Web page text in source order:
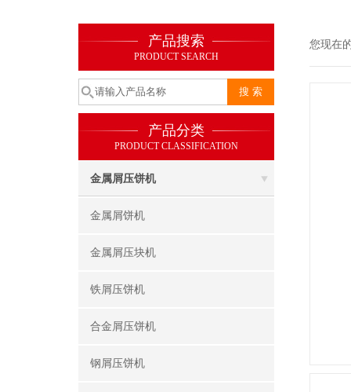
产品搜索
PRODUCT SEARCH
产品分类
PRODUCT CLASSIFICATION
金属屑压饼机
金属屑饼机
金属屑压块机
铁屑压饼机
合金屑压饼机
钢屑压饼机
您现在